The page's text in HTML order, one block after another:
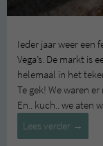
Ieder jaar weer een
Vega’s. De markt is
helemaal in het
Te gek! We waren
En.. kuch.. we aten
Lees verder Viva
Las
→